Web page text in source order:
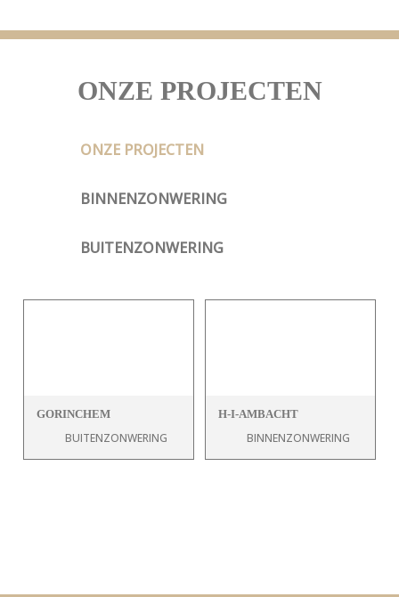
ONZE PROJECTEN
ONZE PROJECTEN
BINNENZONWERING
BUITENZONWERING
GORINCHEM
BUITENZONWERING
H-I-AMBACHT
BINNENZONWERING